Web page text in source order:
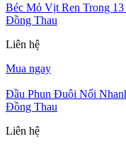
Béc Mỏ Vịt Ren Trong
Đồng Thau
Liên hệ
Mua ngay
Đầu Phun Đuôi Nối
Đồng Thau
Liên hệ